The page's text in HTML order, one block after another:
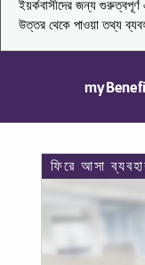
ইয়র্কবাসীদের জন্য
উত্তর থেকে পাওয়া তথ্য
ফিরে আসা